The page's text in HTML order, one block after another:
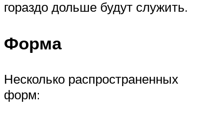
гораздо дольше будут служить.
Форма
Несколько распространенных
форм: